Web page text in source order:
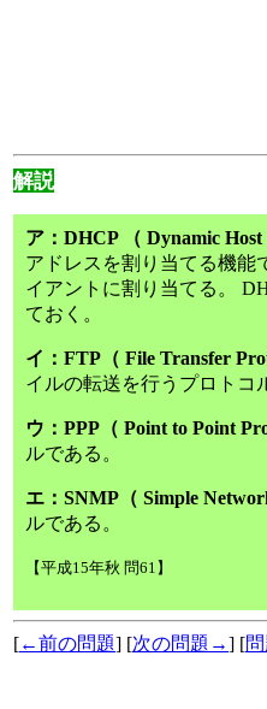
解説
ア：DHCP （ Dynamic Host
アドレスを割り当てる機能
イアントに割り当てる。
ておく。
イ：FTP（ File Transfer
イルの転送を行うプロトコ
ウ：PPP（ Point to Point
ルである。
エ：SNMP（ Simple
ルである。
【平成15年秋 問61】
[←前の問題] [次の問題→] [